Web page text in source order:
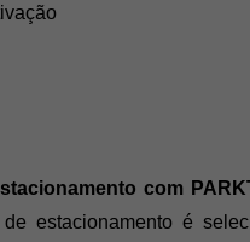
com
estacionamento é